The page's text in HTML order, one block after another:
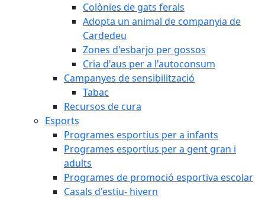
Colònies de gats ferals
Adopta un animal de companyia de
Cardedeu
Zones d'esbarjo per gossos
Cria d'aus per a l'autoconsum
Campanyes de sensibilització
Tabac
Recursos de cura
Esports
Programes esportius per a infants
Programes esportius per a gent gran i
adults
Programes de promoció esportiva escolar
Casals d'estiu- hivern